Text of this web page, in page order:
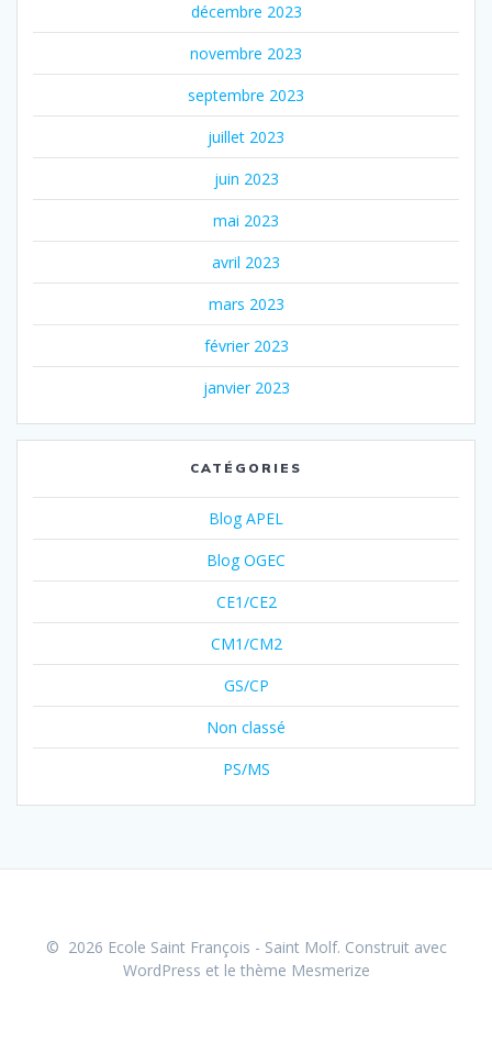
décembre 2023
novembre 2023
septembre 2023
juillet 2023
juin 2023
mai 2023
avril 2023
mars 2023
février 2023
janvier 2023
CATÉGORIES
Blog APEL
Blog OGEC
CE1/CE2
CM1/CM2
GS/CP
Non classé
PS/MS
© 2026 Ecole Saint François - Saint Molf. Construit avec
WordPress et le thème Mesmerize